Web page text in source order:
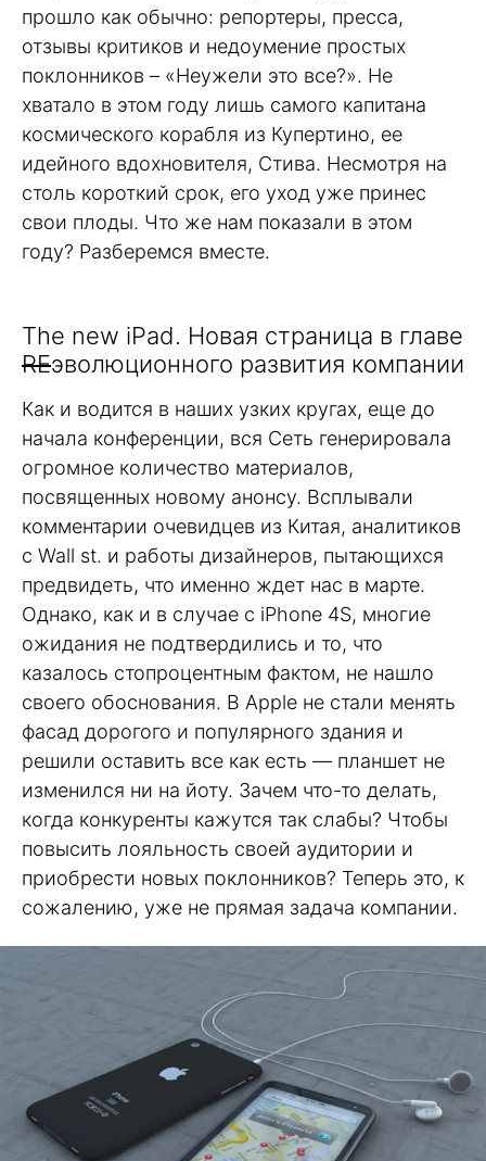
прошло как обычно: репортеры, пресса,
отзывы критиков и недоумение простых
поклонников – «Неужели это все?». Не
хватало в этом году лишь самого капитана
космического корабля из Купертино, ее
идейного вдохновителя, Стива. Несмотря на
столь короткий срок, его уход уже принес
свои плоды. Что же нам показали в этом
году? Разберемся вместе.
The new iPad. Новая страница в главе
REэволюционного развития компании
Как и водится в наших узких кругах, еще до
начала конференции, вся Сеть генерировала
огромное количество материалов,
посвященных новому анонсу. Всплывали
комментарии очевидцев из Китая, аналитиков
с Wall st. и работы дизайнеров, пытающихся
предвидеть, что именно ждет нас в марте.
Однако, как и в случае с iPhone 4S, многие
ожидания не подтвердились и то, что
казалось стопроцентным фактом, не нашло
своего обоснования. В Apple не стали менять
фасад дорогого и популярного здания и
решили оставить все как есть — планшет не
изменился ни на йоту. Зачем что-то делать,
когда конкуренты кажутся так слабы? Чтобы
повысить лояльность своей аудитории и
приобрести новых поклонников? Теперь это, к
сожалению, уже не прямая задача компании.